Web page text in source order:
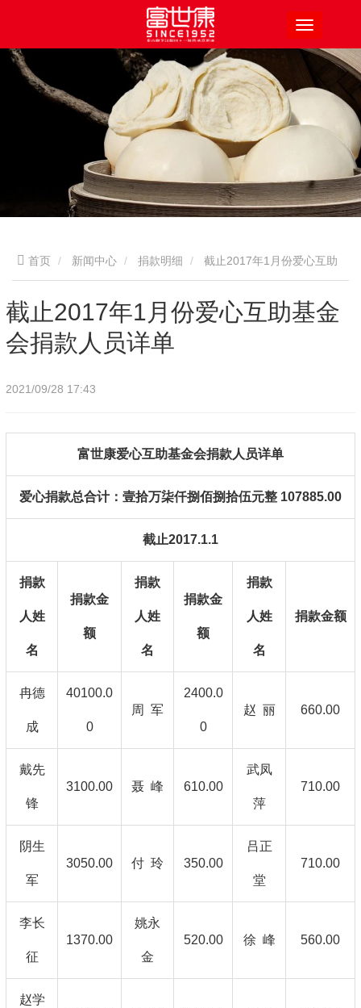
首页 新闻中心 捐款明细
基金会捐款人员详单
截止2017年1月份爱心互助基金
会捐款人员详单
2021/09/28 17:43
富世康爱心互助基金会捐款人员详单
爱心捐款总合计：壹拾万柒仟捌佰捌拾伍元整 107885.00
截止2017.1.1
捐款
人姓
名
捐款金
额
捐款
人姓
名
捐款金
额
捐款
人姓
名
捐款金额
冉德
成
40100.0
0
周 军
2400.0
0
赵 丽 660.00
戴先
锋
3100.00 聂 峰 610.00
武凤
萍
710.00
阴生
军
3050.00 付 玲 350.00
吕正
堂
710.00
李长
征
1370.00
姚永
金
520.00 徐 峰 560.00
赵学